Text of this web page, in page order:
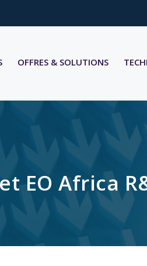
OFFRES & SOLUTIONS
EO Africa